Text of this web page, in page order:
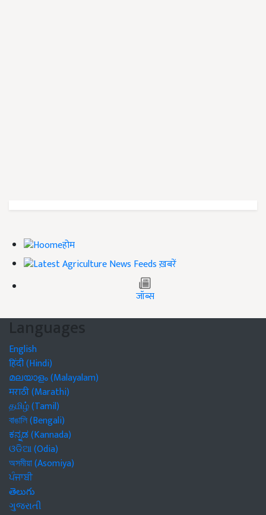
होम
ख़बरें
जॉब्स
Languages
English
हिंदी (Hindi)
മലയാളം (Malayalam)
मराठी (Marathi)
தமிழ் (Tamil)
বাঙালি (Bengali)
ಕನ್ನಡ (Kannada)
ଓଡିଆ (Odia)
অসমীয়া (Asomiya)
ਪੰਜਾਬੀ
తెలుగు
ગુજરાતી